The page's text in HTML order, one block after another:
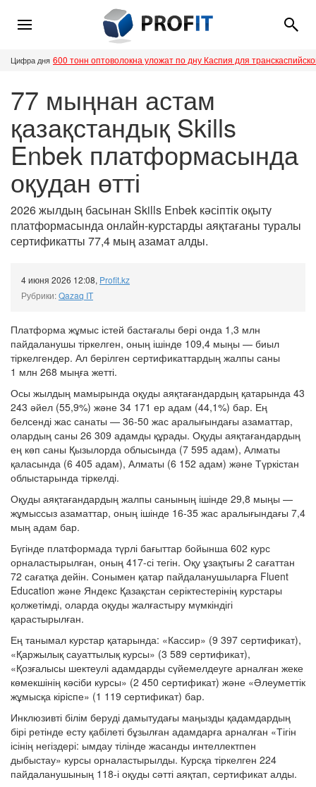
Цифра дня 600 тонн оптоволокна уложат по дну Каспия для
77 мыңнан астам
қазақстандық Skills
Enbek платформасында
оқудан өтті
2026 жылдың басынан Skills Enbek кәсіптік оқыту
платформасында онлайн-курстарды аяқтағаны туралы
сертификатты 77,4 мың азамат алды.
4 июня 2026 12:08, Profit.kz
Рубрики:Qazaq IT
Платформа жұмыс істей бастағалы бері онда 1,3 млн
пайдаланушы тіркелген, оның ішінде 109,4 мыңы — биыл
тіркелгендер. Ал берілген сертификаттардың жалпы саны
1 млн 268 мыңға жетті.
Осы жылдың мамырында оқуды аяқтағандардың қатарында 43
243 әйел (55,9%) және 34 171 ер адам (44,1%) бар. Ең
белсенді жас санаты — 36-50 жас аралығындағы азаматтар,
олардың саны 26 309 адамды құрады. Оқуды аяқтағандардың
ең көп саны Қызылорда облысында (7 595 адам), Алматы
қаласында (6 405 адам), Алматы (6 152 адам) және Түркістан
облыстарында тіркелді.
Оқуды аяқтағандардың жалпы санының ішінде 29,8 мыңы —
жұмыссыз азаматтар, оның ішінде 16-35 жас аралығындағы 7,4
мың адам бар.
Бүгінде платформада түрлі бағыттар бойынша 602 курс
орналастырылған, оның 417-сі тегін. Оқу ұзақтығы 2 сағаттан
72 сағатқа дейін. Сонымен қатар пайдаланушыларға Fluent
Education және Яндекс Қазақстан серіктестерінің курстары
қолжетімді, оларда оқуды жалғастыру мүмкіндігі
қарастырылған.
Ең танымал курстар қатарында: «Кассир» (9 397 сертификат),
«Қаржылық сауаттылық курсы» (3 589 сертификат),
«Қозғалысы шектеулі адамдарды сүйемелдеуге арналған жеке
көмекшінің кәсіби курсы» (2 450 сертификат) және «Әлеуметтік
жұмысқа кіріспе» (1 119 сертификат) бар.
Инклюзивті білім беруді дамытудағы маңызды қадамдардың
бірі ретінде есту қабілеті бұзылған адамдарға арналған «Тігін
ісінің негіздері: ымдау тілінде жасанды интеллектпен
дыбыстау» курсы орналастырылды. Курсқа тіркелген 224
пайдаланушының 118-і оқуды сәтті аяқтап, сертификат алды.